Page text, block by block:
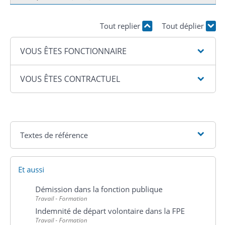
Tout replier Tout déplier
VOUS ÊTES FONCTIONNAIRE
VOUS ÊTES CONTRACTUEL
Textes de référence
Et aussi
Démission dans la fonction publique
Travail - Formation
Indemnité de départ volontaire dans la FPE
Travail - Formation